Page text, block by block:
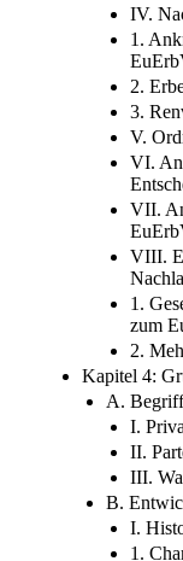
IV.
1.
2.
3.
V.
VI.
VII.
VIII.
1.
zum
2.
Kapitel 4:
A.
I.
II.
III.
B.
I.
1.